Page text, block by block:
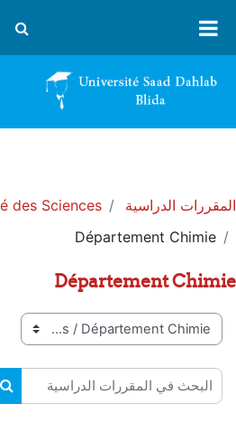
المقررات الدراسية
des Sciences
Département Chimie
Département Chimie
تصنيفات المقررات
البحث في المقررات الدراسية